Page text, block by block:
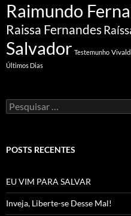
Raimundo
Raissa Fernandes
Salvador Testemunho
Últimos Dias
Pesquisar
por:
POSTS RECENTES
EU VIM PARA SALVAR
Inveja, Liberte-se Desse Mal!